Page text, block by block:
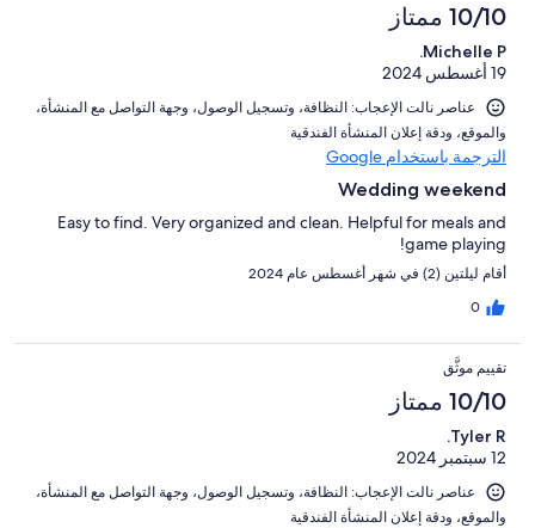
10/10 ممتاز
Michelle P.
19 أغسطس 2024
عناصر نالت الإعجاب: ⁦النظافة⁩، و⁦تسجيل الوصول⁩، و⁦جهة التواصل مع المنشأة⁩،
و⁦الموقع⁩، و⁦دقة إعلان المنشأة الفندقية⁩
الترجمة باستخدام Google
Wedding weekend
Easy to find. Very organized and clean. Helpful for meals and
game playing!
أقام ليلتين (2) في شهر أغسطس عام 2024
0
تقييم موثَّق
10/10 ممتاز
Tyler R.
12 سبتمبر 2024
عناصر نالت الإعجاب: ⁦النظافة⁩، و⁦تسجيل الوصول⁩، و⁦جهة التواصل مع المنشأة⁩،
و⁦الموقع⁩، و⁦دقة إعلان المنشأة الفندقية⁩